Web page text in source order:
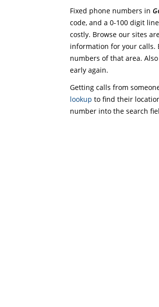
Fixed phone numbers in
code, and a 0-100 digit
costly. Browse our sites
information for your calls.
numbers of that area.
early again.
Getting calls from
lookup to find their
number into the search